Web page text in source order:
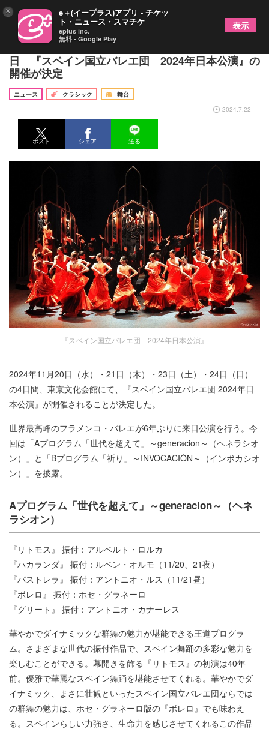
世界最高峰のフラメンコ・バレエ、6年ぶりに来
日 『スペイン国立バレエ団 2024年日本公演』の
開催が決定
ニュース クラシック
舞台
2024.7.22
ポスト シェア 送る
『スペイン国立バレエ団 2024年日本公演』
2024年11月20日（水）・21日（木）・23日（土）・24日（日）
の4日間、東京文化会館にて、『スペイン国立バレエ団 2024年日
本公演』が開催されることが決定した。
世界最高峰のフラメンコ・バレエが6年ぶりに来日公演を行う。今
回は「Aプログラム「世代を超えて」～generacion～（ヘネラシオ
ン）」と「Bプログラム「祈り」～INVOCACIÓN～（インボカシオ
ン）」を披露。
Aプログラム「世代を超えて」～generacion～（ヘネ
ラシオン）
『リトモス』 振付：アルベルト・ロルカ
『ハカランダ』 振付：ルベン・オルモ（11/20、21夜）
『パストレラ』 振付：アントニオ・ルス（11/21昼）
『ボレロ』 振付：ホセ・グラネーロ
『グリート』 振付：アントニオ・カナーレス
華やかでダイナミックな群舞の魅力が堪能できる王道プログラ
ム。さまざまな世代の振付作品で、スペイン舞踊の多彩な魅力を
楽しむことができる。幕開きを飾る『リトモス』の初演は40年
前。優雅で華麗なスペイン舞踊を堪能させてくれる。華やかでダ
イナミック、まさに壮観といったスペイン国立バレエ団ならでは
の群舞の魅力は、ホセ・グラネーロ版の『ボレロ』でも味わえ
る。スペインらしい力強さ、生命力を感じさせてくれるこの作品
× e＋(イープラス)アプリ - チケッ
ト・ニュース・スマチケ
eplus inc.
無料 - Google Play
表示